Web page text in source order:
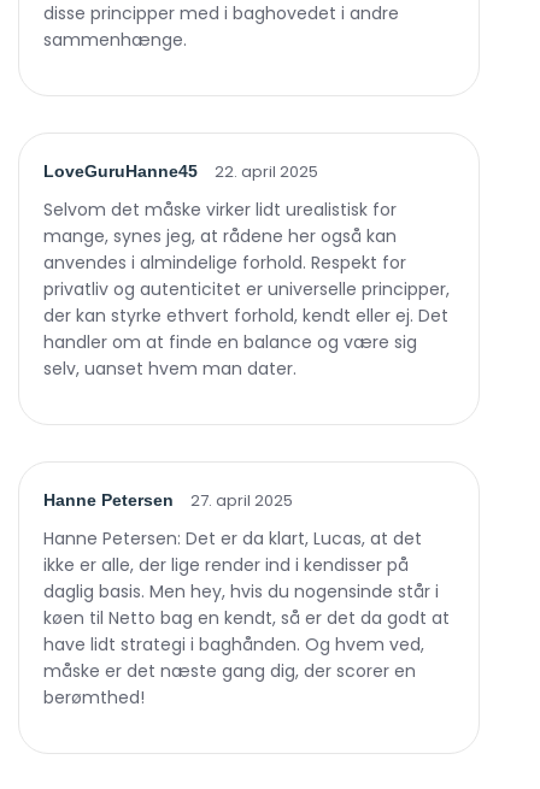
disse principper med i baghovedet i andre
sammenhænge.
LoveGuruHanne45 22. april 2025
Selvom det måske virker lidt urealistisk for
mange, synes jeg, at rådene her også kan
anvendes i almindelige forhold. Respekt for
privatliv og autenticitet er universelle principper,
der kan styrke ethvert forhold, kendt eller ej. Det
handler om at finde en balance og være sig
selv, uanset hvem man dater.
Hanne Petersen 27. april 2025
Hanne Petersen: Det er da klart, Lucas, at det
ikke er alle, der lige render ind i kendisser på
daglig basis. Men hey, hvis du nogensinde står i
køen til Netto bag en kendt, så er det da godt at
have lidt strategi i baghånden. Og hvem ved,
måske er det næste gang dig, der scorer en
berømthed!